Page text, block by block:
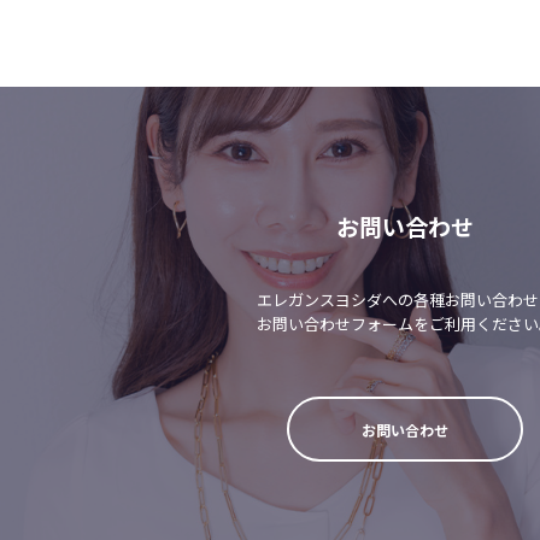
お問い合わせ
エレガンスヨシダへの各種お問い合わ
お問い合わせフォームをご利用くださ
お問い合わせ